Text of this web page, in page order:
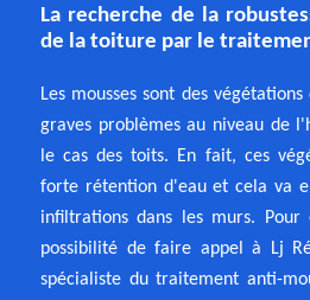
La recherche de la
de la toiture par le
Les mousses sont des
graves problèmes au niveau de
le cas des toits. En fait, ces
forte rétention d'eau et cela va
infiltrations dans les murs.
possibilité de faire appel à Lj
spécialiste du traitement anti-